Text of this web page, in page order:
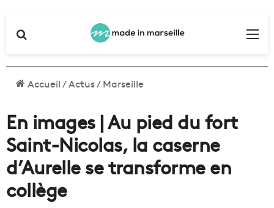
Accueil/Actus/Marseille
En images | Au pied du fort
Saint-Nicolas, la caserne
d’Aurelle se transforme en
collège